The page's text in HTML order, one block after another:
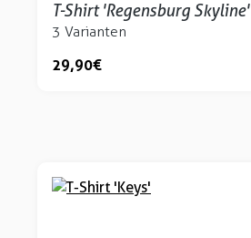
T-Shirt 'Regensburg Skyline'
3 Varianten
29,90 €